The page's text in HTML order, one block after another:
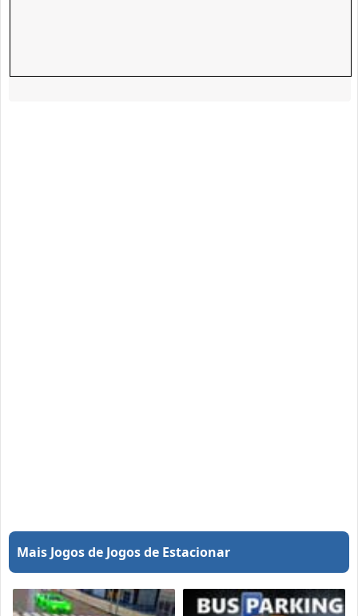
Mais Jogos de Jogos de Estacionar